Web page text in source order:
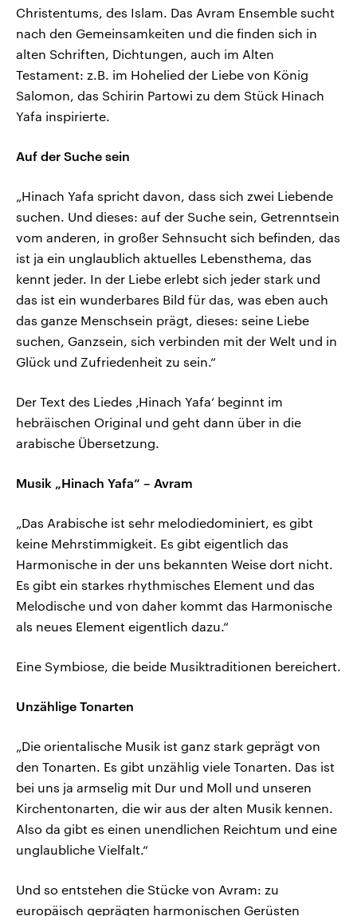
Christentums, des Islam. Das Avram Ensemble sucht
nach den Gemeinsamkeiten und die finden sich in
alten Schriften, Dichtungen, auch im Alten
Testament: z.B. im Hohelied der Liebe von König
Salomon, das Schirin Partowi zu dem Stück Hinach
Yafa inspirierte.
Auf der Suche sein
„Hinach Yafa spricht davon, dass sich zwei Liebende
suchen. Und dieses: auf der Suche sein, Getrenntsein
vom anderen, in großer Sehnsucht sich befinden, das
ist ja ein unglaublich aktuelles Lebensthema, das
kennt jeder. In der Liebe erlebt sich jeder stark und
das ist ein wunderbares Bild für das, was eben auch
das ganze Menschsein prägt, dieses: seine Liebe
suchen, Ganzsein, sich verbinden mit der Welt und in
Glück und Zufriedenheit zu sein.“
Der Text des Liedes ‚Hinach Yafa‘ beginnt im
hebräischen Original und geht dann über in die
arabische Übersetzung.
Musik „Hinach Yafa“ – Avram
„Das Arabische ist sehr melodiedominiert, es gibt
keine Mehrstimmigkeit. Es gibt eigentlich das
Harmonische in der uns bekannten Weise dort nicht.
Es gibt ein starkes rhythmisches Element und das
Melodische und von daher kommt das Harmonische
als neues Element eigentlich dazu.“
Eine Symbiose, die beide Musiktraditionen bereichert.
Unzählige Tonarten
„Die orientalische Musik ist ganz stark geprägt von
den Tonarten. Es gibt unzählig viele Tonarten. Das ist
bei uns ja armselig mit Dur und Moll und unseren
Kirchentonarten, die wir aus der alten Musik kennen.
Also da gibt es einen unendlichen Reichtum und eine
unglaubliche Vielfalt.“
Und so entstehen die Stücke von Avram: zu
europäisch geprägten harmonischen Gerüsten